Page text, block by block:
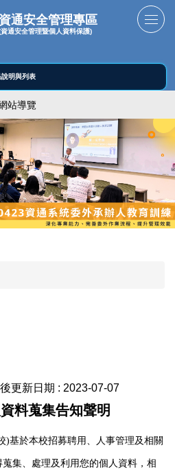
資通安全管理專區
資通安全管理暨個人資料保護)
明與列表
站導覽
更新日期 : 2023-07-07
料蒐集告知聲明
)基於本校招募聘用、人事管理及相關
集、處理及利用您的個人資料，相